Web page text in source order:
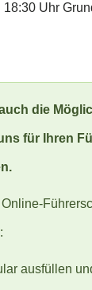
Uhr
die
für Ihren
ausfüllen